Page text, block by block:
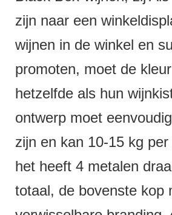
zijn naar een
wijnen in de winkel en
promoten, moet de
hetzelfde als hun
ontwerp moet
zijn en kan 10-15 kg
het heeft 4 metalen
totaal, de bovenste kop